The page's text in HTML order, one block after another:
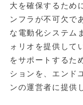
大を確保するため
ンフラが不可欠で
な電動化システム
ォリオを提供して
をサポートするた
ションを、エンド
ンの運営者に提供